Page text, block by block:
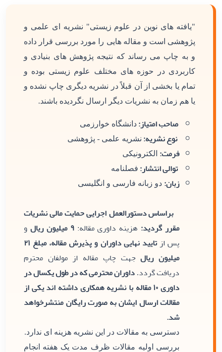
"یافته های نوین در علوم زیستی" نشریه ای علمی و
پژوهشی است و مقاله هایی را مورد بررسی قرار داده
و به چاپ می رساند که نتیجه پژوهش های بنیادی و
کاربردی در حوزه های مختلف علوم زیستی بوده و
تمام یا بخشی از آن قبلاً در نشریه دیگری چاپ نشده و
یا هم زمان به نشریات دیگر ارسال نگردیده باشند.
صاحب امتیاز: دانشگاه خوارزمی
نوع نشریه: نشریه علمی - پژوهشی
فرمت: الکترونیکی
توالی انتشار: فصلنامه
زبان: دو زبانه فارسی و انگلیسی
براساس دستورالعمل اجرایی حمایت مالی نشریات
مقرر گردید: هزینه داوری مقاله:۹ میلیون ریال
و
پس از
تایید نهایی داوران و پذیرش مقاله، مبلغ ۲۱
میلیون ریالجهت چاپ مقاله از مولفان محترم
دریافت گردد. داوران محترمی که در طول یکسال در
داوری ۱۰ مقاله با نشریه همکاری داشته اند یکی از
مقالات ارسال ایشان به صورت رایگان منتشرخواهد
شد.
دسترسی به مقالات در این نشریه هزینه ای ندارد.
بررسی اولیه مقالات ظرف مدت یک هفته انجام